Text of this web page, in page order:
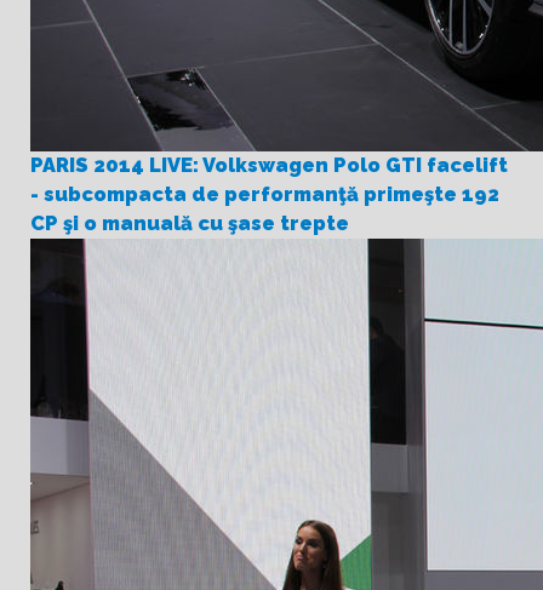
PARIS 2014 LIVE: Volkswagen Polo GTI facelift
- subcompacta de performanţă primeşte 192
CP şi o manuală cu şase trepte